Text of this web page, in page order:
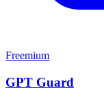
Freemium
GPT Guard